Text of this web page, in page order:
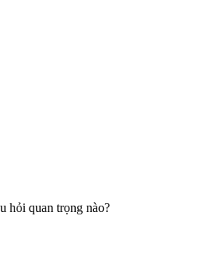
hỏi quan trọng nào?